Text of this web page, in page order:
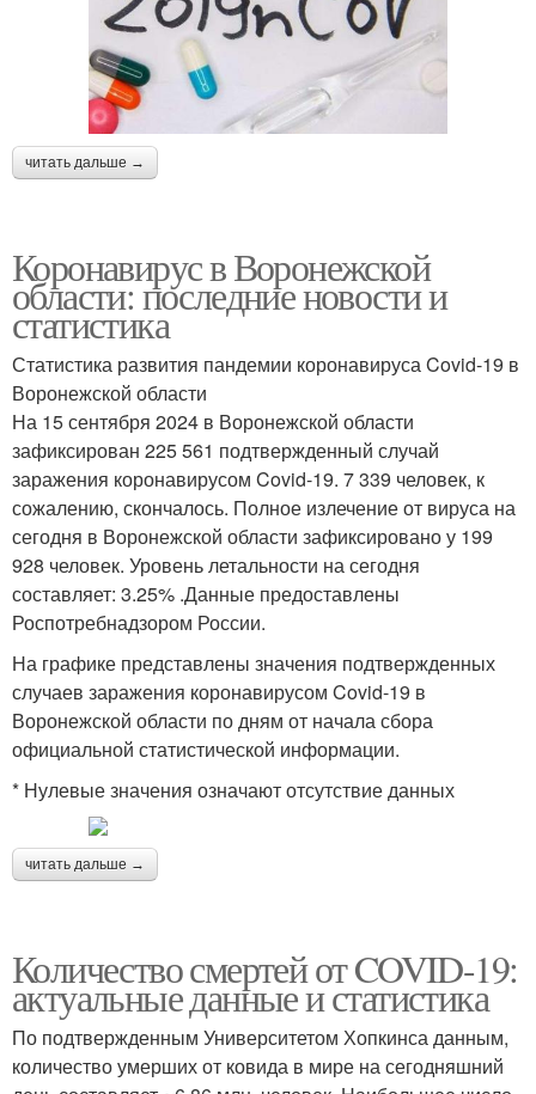
читать дальше →
Коронавирус в Воронежской
области: последние новости и
статистика
Статистика развития пандемии коронавируса Covid-19 в
Воронежской области
На 15 сентября 2024 в Воронежской области
зафиксирован 225 561 подтвержденный случай
заражения коронавирусом Covid-19. 7 339 человек, к
сожалению, скончалось. Полное излечение от вируса на
сегодня в Воронежской области зафиксировано у 199
928 человек. Уровень летальности на сегодня
составляет: 3.25% .Данные предоставлены
Роспотребнадзором России.
На графике представлены значения подтвержденных
случаев заражения коронавирусом Covid-19 в
Воронежской области по дням от начала сбора
официальной статистической информации.
* Нулевые значения означают отсутствие данных
читать дальше →
Количество смертей от COVID-19:
актуальные данные и статистика
По подтвержденным Университетом Хопкинса данным,
количество умерших от ковида в мире на сегодняшний